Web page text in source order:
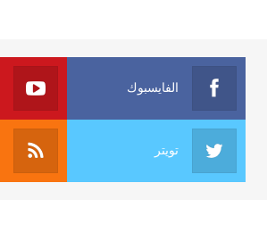
الفايسبوك
تويتر